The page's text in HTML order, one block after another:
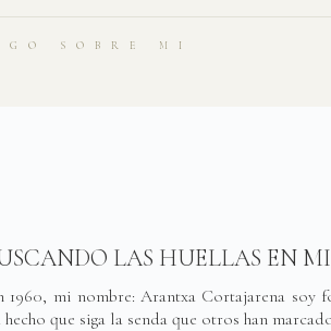
SOBRE MI
LAS HUELLAS EN
mi nombre: Arantxa Cortajarena soy
que siga la senda que otros han